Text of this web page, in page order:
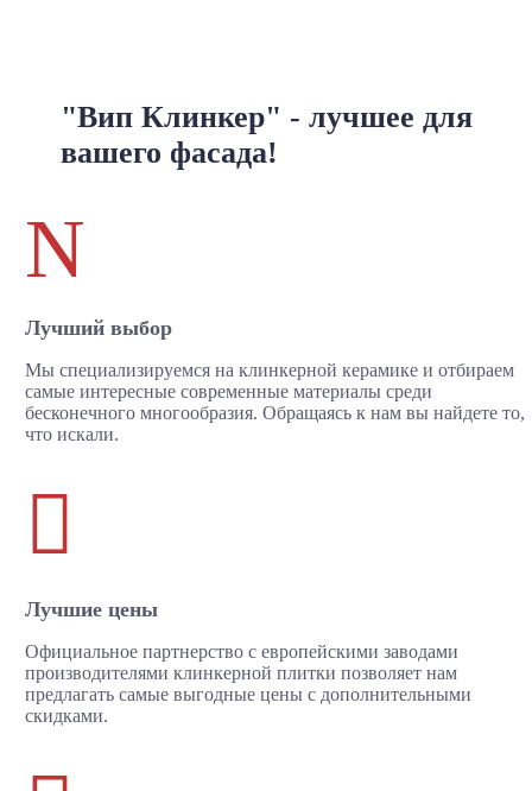
"Вип Клинкер" - лучшее для
вашего фасада!
N
Лучший выбор
Мы специализируемся на клинкерной керамике и отбираем
самые интересные современные материалы среди
бесконечного многообразия. Обращаясь к нам вы найдете то,
что искали.

Лучшие цены
Официальное партнерство с европейскими заводами
производителями клинкерной плитки позволяет нам
предлагать самые выгодные цены с дополнительными
скидками.